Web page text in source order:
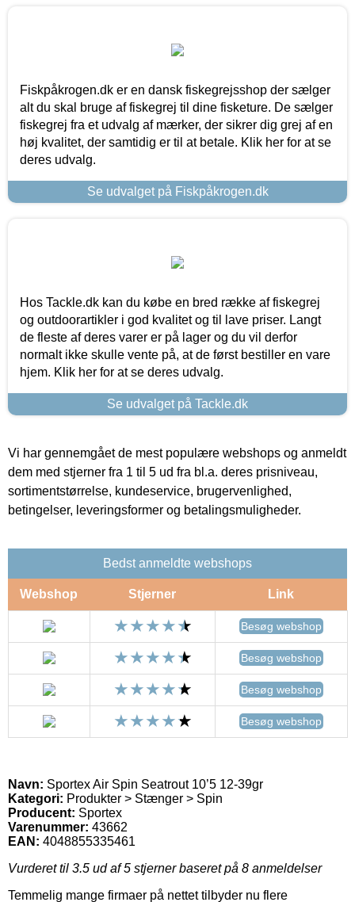
Fiskpåkrogen.dk er en dansk fiskegrejsshop der sælger
alt du skal bruge af fiskegrej til dine fisketure. De sælger
fiskegrej fra et udvalg af mærker, der sikrer dig grej af en
høj kvalitet, der samtidig er til at betale. Klik her for at se
deres udvalg.
Se udvalget på Fiskpåkrogen.dk
Hos Tackle.dk kan du købe en bred række af fiskegrej
og outdoorartikler i god kvalitet og til lave priser. Langt
de fleste af deres varer er på lager og du vil derfor
normalt ikke skulle vente på, at de først bestiller en vare
hjem. Klik her for at se deres udvalg.
Se udvalget på Tackle.dk
Vi har gennemgået de mest populære webshops og anmeldt
dem med stjerner fra 1 til 5 ud fra bl.a. deres prisniveau,
sortimentstørrelse, kundeservice, brugervenlighed,
betingelser, leveringsformer og betalingsmuligheder.
Bedst anmeldte webshops
Webshop Stjerner Link
Besøg webshop
Besøg webshop
Besøg webshop
Besøg webshop
Navn: Sportex Air Spin Seatrout 10’5 12-39gr
Kategori: Produkter > Stænger > Spin
Producent: Sportex
Varenummer: 43662
EAN: 4048855335461
Vurderet til 3.5 ud af 5 stjerner baseret på 8 anmeldelser
Temmelig mange firmaer på nettet tilbyder nu flere